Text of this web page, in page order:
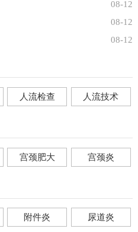
08-12
08-12
08-12
人流检查 人流技术
宫颈肥大 宫颈炎
附件炎 尿道炎